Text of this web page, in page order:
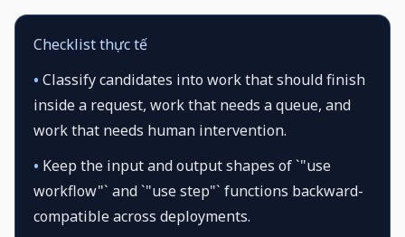
Checklist thực tế
• Classify candidates into work that should finish
inside a request, work that needs a queue, and
work that needs human intervention.
• Keep the input and output shapes of `"use
workflow"` and `"use step"` functions backward-
compatible across deployments.